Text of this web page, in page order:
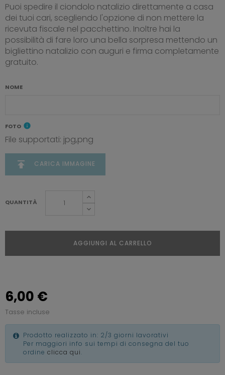
Puoi spedire il ciondolo natalizio direttamente a casa
dei tuoi cari, scegliendo l'opzione di non mettere la
ricevuta fiscale nel pacchettino. Inoltre hai la
possibilità di fare loro una bella sorpresa mettendo un
bigliettino natalizio con auguri e firma completamente
gratuito.
NOME
FOTO info
File supportati: jpg,png
publish CARICA IMMAGINE
QUANTITÀ
AGGIUNGI AL CARRELLO
6,00 €
Tasse incluse
Prodotto realizzato in: 2/3 giorni lavorativi
Per maggiori info sui tempi di consegna del tuo
ordine clicca qui.